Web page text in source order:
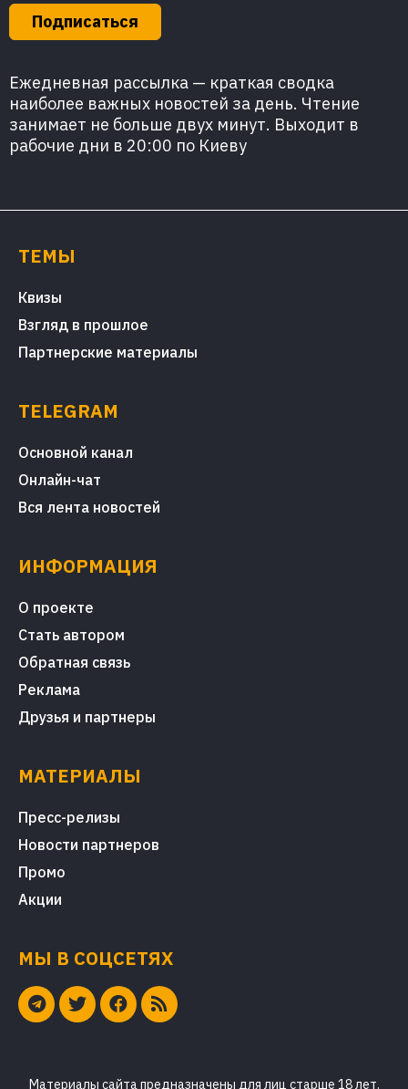
Подписаться
Ежедневная рассылка — краткая сводка
наиболее важных новостей за день. Чтение
занимает не больше двух минут. Выходит в
рабочие дни в 20:00 по Киеву
ТЕМЫ
Квизы
Взгляд в прошлое
Партнерские материалы
TELEGRAM
Основной канал
Онлайн-чат
Вся лента новостей
ИНФОРМАЦИЯ
О проекте
Стать автором
Обратная связь
Реклама
Друзья и партнеры
МАТЕРИАЛЫ
Пресс-релизы
Новости партнеров
Промо
Акции
МЫ В СОЦСЕТЯХ
Материалы сайта предназначены для лиц старше 18 лет.